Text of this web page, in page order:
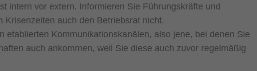
intern vor extern. Informieren Sie Führungskräfte und
Krisenzeiten auch den Betriebsrat nicht.
etablierten Kommunikationskanälen, also jene, bei denen Sie
auch ankommen, weil Sie diese auch zuvor regelmäßig